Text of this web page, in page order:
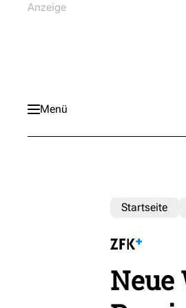
Menü
Startseite
Neue